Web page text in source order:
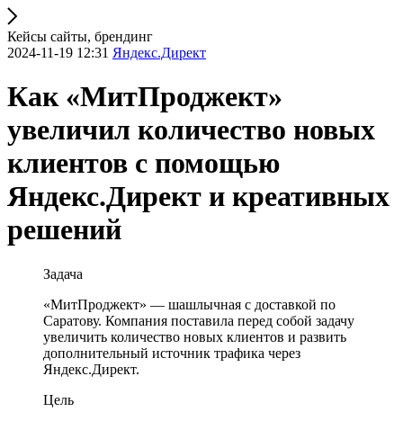
Кейсы сайты, брендинг
2024-11-19 12:31 Яндекс.Директ
Как «МитПроджект»
увеличил количество новых
клиентов с помощью
Яндекс.Директ и креативных
решений
Задача
«МитПроджект» — шашлычная с доставкой по
Саратову. Компания поставила перед собой задачу
увеличить количество новых клиентов и развить
дополнительный источник трафика через
Яндекс.Директ.
Цель